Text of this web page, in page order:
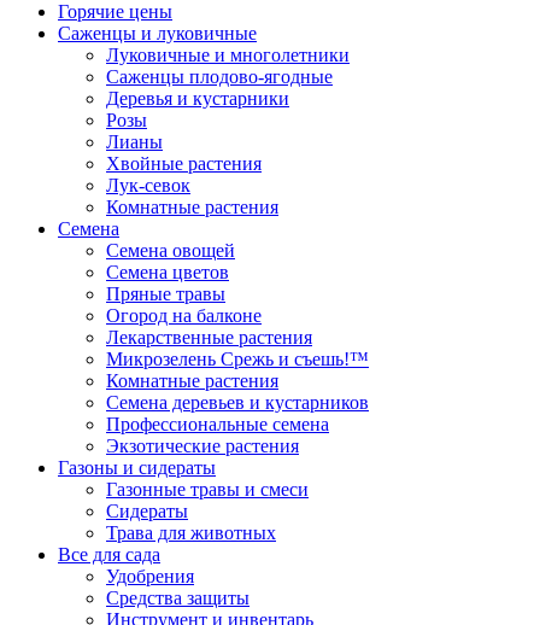
Горячие цены
Саженцы и луковичные
Луковичные и многолетники
Саженцы плодово-ягодные
Деревья и кустарники
Розы
Лианы
Хвойные растения
Лук-севок
Комнатные растения
Семена
Семена овощей
Семена цветов
Пряные травы
Огород на балконе
Лекарственные растения
Микрозелень Срежь и съешь!™
Комнатные растения
Семена деревьев и кустарников
Профессиональные семена
Экзотические растения
Газоны и сидераты
Газонные травы и смеси
Сидераты
Трава для животных
Все для сада
Удобрения
Средства защиты
Инструмент и инвентарь